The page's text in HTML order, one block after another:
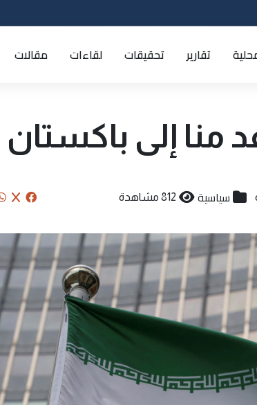
تقارير تحقيقات لقاءات مقالات
منا إلى باكستان
سياسية 812 مشاهدة